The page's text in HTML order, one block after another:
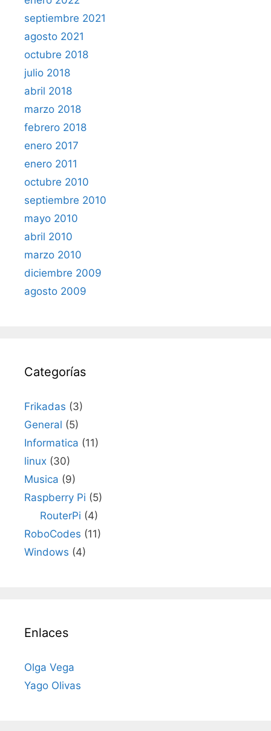
septiembre 2021
agosto 2021
octubre 2018
julio 2018
abril 2018
marzo 2018
febrero 2018
enero 2017
enero 2011
octubre 2010
septiembre 2010
mayo 2010
abril 2010
marzo 2010
diciembre 2009
agosto 2009
Categorías
Frikadas (3)
General (5)
Informatica (11)
linux (30)
Musica (9)
Raspberry Pi (5)
RouterPi (4)
RoboCodes (11)
Windows (4)
Enlaces
Olga Vega
Yago Olivas